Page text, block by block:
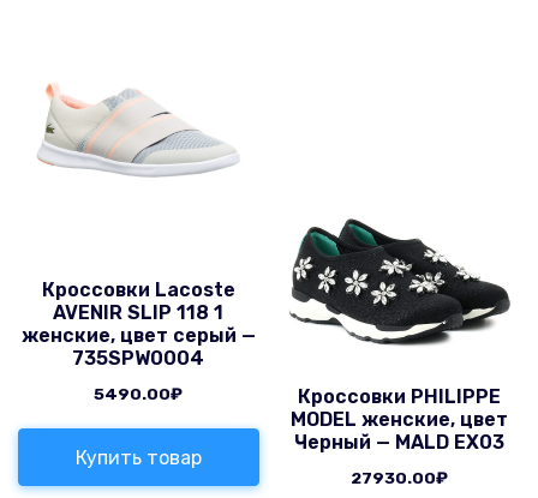
Кроссовки Lacoste
AVENIR SLIP 118 1
женские, цвет серый —
735SPW0004
5490.00₽
Купить товар
Кроссовки PHILIPPE
MODEL женские, цвет
Черный — MALD EX03
27930.00₽